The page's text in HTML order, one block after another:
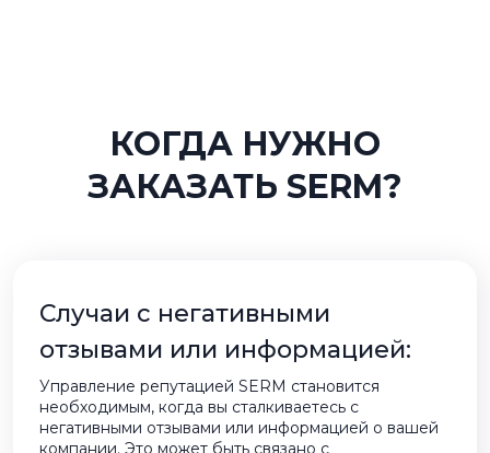
КОГДА НУЖНО
ЗАКАЗАТЬ SERM?
Случаи с негативными
отзывами или информацией:
Управление репутацией SERM становится
необходимым, когда вы сталкиваетесь с
негативными отзывами или информацией о вашей
компании. Это может быть связано с